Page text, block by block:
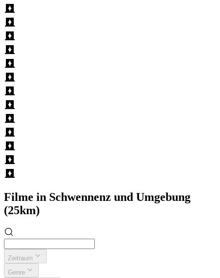
Filme in Schwennenz und Umgebung
(25km)
Zeitraum
Genre